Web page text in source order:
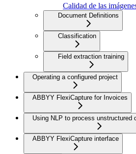
Calidad de las
Document Definitions
Classification
Field extraction training
Operating a configured project
ABBYY FlexiCapture for Invoices
Using NLP to process unstructured
ABBYY FlexiCapture interface